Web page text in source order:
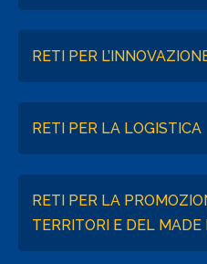
RETI PER
RETI PER LA LOGISTICA
RETI PER LA
TERRITORI E DEL MADE